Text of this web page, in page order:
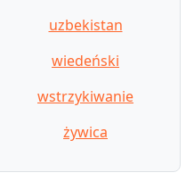
uzbekistan
wiedeński
wstrzykiwanie
żywica